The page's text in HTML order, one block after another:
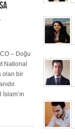
– Doğu
National
olan bir